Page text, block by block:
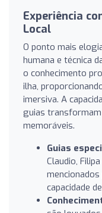
Experiência
Local
O ponto mais
humana e técnica
o conhecimento
ilha,
imersiva. A
guias
memoráveis.
Guias
Claudio,
mencionados
capacidade